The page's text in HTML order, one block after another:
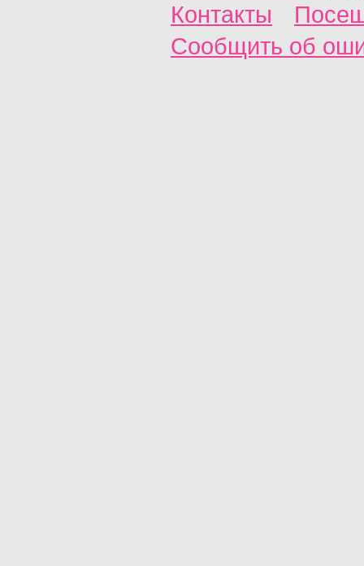
Контакты
Сообщить об